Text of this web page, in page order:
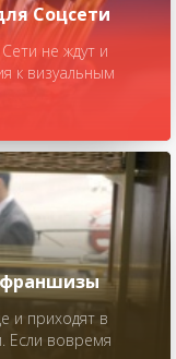
Соцсети
не ждут и
к визуальным
франшизы
и приходят в
Если вовремя